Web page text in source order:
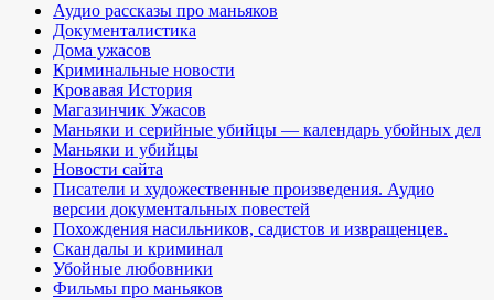
Аудио рассказы про маньяков
Документалистика
Дома ужасов
Криминальные новости
Кровавая История
Магазинчик Ужасов
Маньяки и серийные убийцы — календарь убойных дел
Маньяки и убийцы
Новости сайта
Писатели и художественные произведения. Аудио
версии документальных повестей
Похождения насильников, садистов и извращенцев.
Скандалы и криминал
Убойные любовники
Фильмы про маньяков